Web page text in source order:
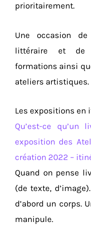
prioritairement.
Une occasion
littéraire et de
formations ainsi
ateliers artistiques.
Les expositions en
Qu’est-ce
exposition des
création 2022 –
Quand on pense
(de texte,
d’abord un corps.
manipule.